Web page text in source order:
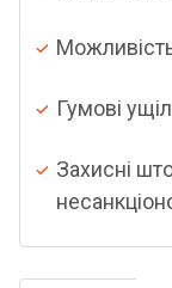
Гумові
Захисні